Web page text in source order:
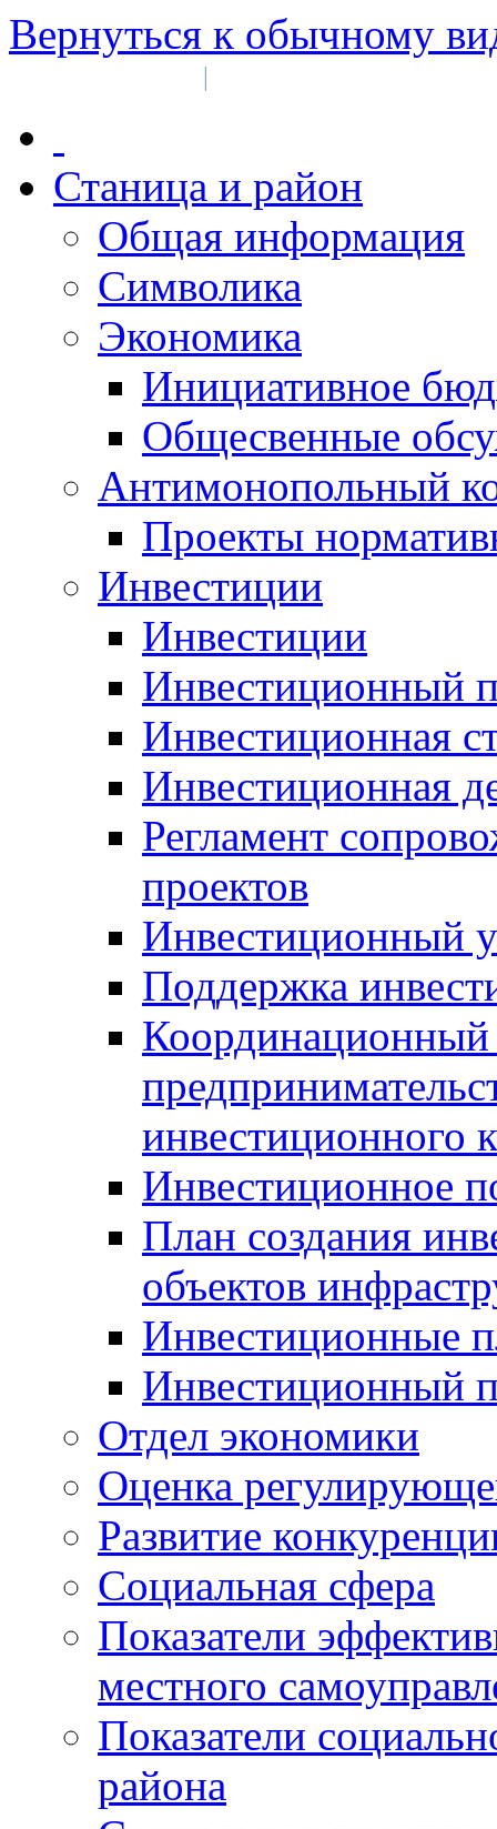
Вернуться к обычному
|
Станица и район
Общая информация
Символика
Экономика
Инициативное
Общесвенные
Антимонопольный
Проекты
Инвестиции
Инвестиции
Инвестиционный
Инвестиционная
Инвестиционная
Регламент
проектов
Инвестиционный
Поддержка
Координационный
инвестиционного
Инвестиционное
План создания
объектов
Инвестиционные
Инвестиционный
Отдел экономики
Оценка
Развитие
Социальная сфера
Показатели
местного
Показатели
района